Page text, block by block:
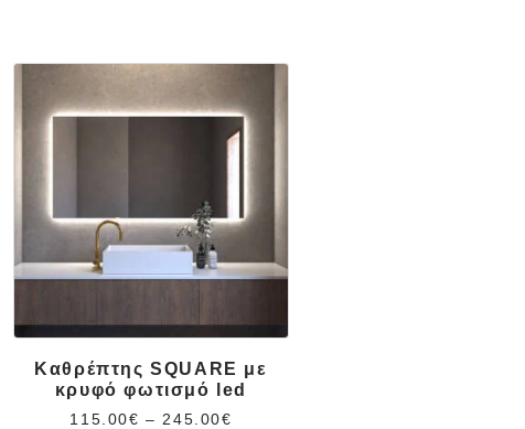
Καθρέπτης SQUARE με
κρυφό φωτισμό led
115.00€ – 245.00€